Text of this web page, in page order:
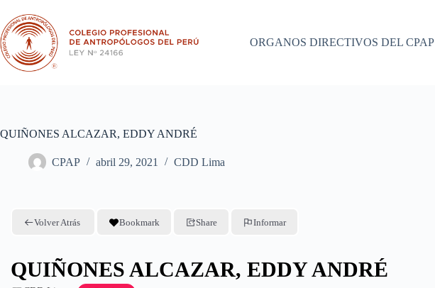
contenido
ORGANOS DIRECTIVOS DEL CPAP
QUIÑONES ALCAZAR, EDDY ANDRÉ
CPAP abril 29, 2021 CDD Lima
Volver Atrás Bookmark Share Informar
QUIÑONES ALCAZAR, EDDY ANDRÉ